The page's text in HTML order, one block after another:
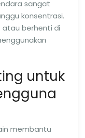
sangat
konsentrasi.
atau berhenti di
untuk
membantu